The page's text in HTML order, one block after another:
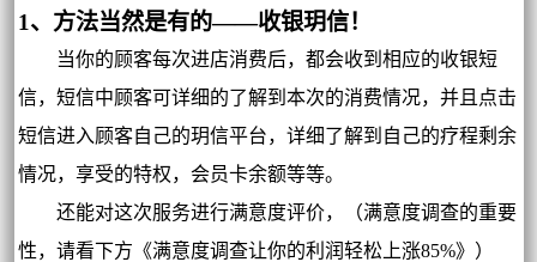
1、方法当然是有的——收银玥信！
当你的顾客每次进店消费后，都会收到相应的收银短
信，短信中顾客可详细的了解到本次的消费情况，并且点击
短信进入顾客自己的玥信平台，详细了解到自己的疗程剩余
情况，享受的特权，会员卡余额等等。
还能对这次服务进行满意度评价，（满意度调查的重要
性，请看下方《满意度调查让你的利润轻松上涨85%》）